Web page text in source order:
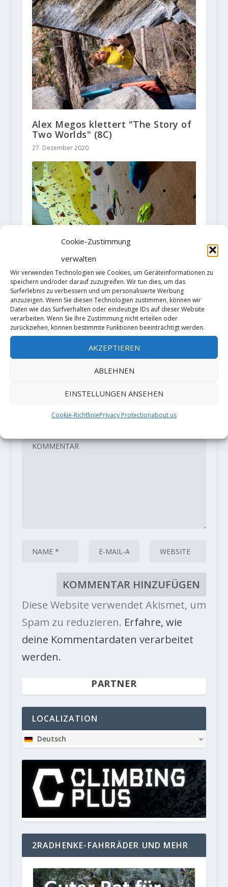
Cookie-Zustimmung
verwalten
Wir verwenden Technologien wie Cookies, um Geräteinformationen zu
speichern und/oder darauf zuzugreifen. Wir tun dies, um das
Surferlebnis zu verbessern und um personalisierte Werbung
anzuzeigen. Wenn Sie diesen Technologien zustimmen, können wir
Daten wie das Surfverhalten oder eindeutige IDs auf dieser Website
verarbeiten. Wenn Sie Ihre Zustimmung nicht erteilen oder
zurückziehen, können bestimmte Funktionen beeinträchtigt werden.
AKZEPTIEREN
ABLEHNEN
EINSTELLUNGEN ANSEHEN
Cookie-RichtliniePrivacy Protectionabout us
Alex Megos klettert "The Story of
Two Worlds" (8C)
27. Dezember 2020
Kletterhallenunfallstatistik 2019
des Deutschen Alpenverein (DAV)
und KLEVER
Kletterhallenverbandes
13. November 2020
Deine E-Mail-Adresse wird nicht
sind mit*markiert
Diese Website verwendet Akismet, um
Spam zu reduzieren. Erfahre, wie
deine Kommentardaten verarbeitet
werden.
PARTNER
LOCALIZATION
Deutsch
2RADHENKE-FAHRRÄDER UND MEHR